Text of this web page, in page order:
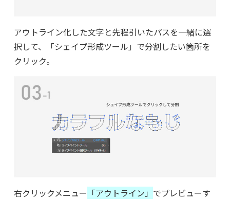
アウトライン化した文字と先程引いたパスを一緒に選
択して、「シェイプ形成ツール」で分割したい箇所を
クリック。
右クリックメニュー 「アウトライン」 でプレビューす